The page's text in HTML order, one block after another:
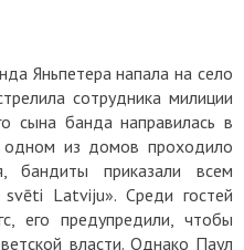
Яньпетера напала на село
сотрудника милиции
сына банда направилась в
из домов проходило
бандиты приказали всем
Latviju». Среди гостей
его предупредили, чтобы
власти. Однако Паул